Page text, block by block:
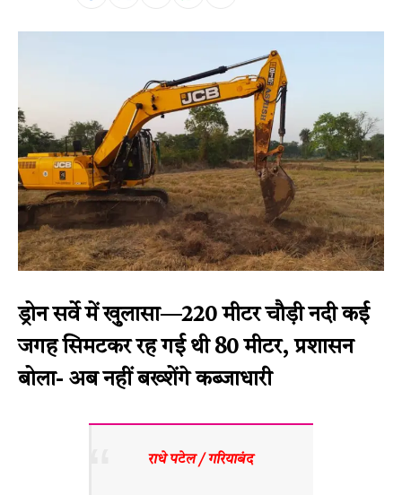
ड्रोन सर्वे में खुलासा—220 मीटर चौड़ी नदी कई
जगह सिमटकर रह गई थी 80 मीटर, प्रशासन
बोला- अब नहीं बख्शेंगे कब्जाधारी
राधे पटेल / गरियाबंद